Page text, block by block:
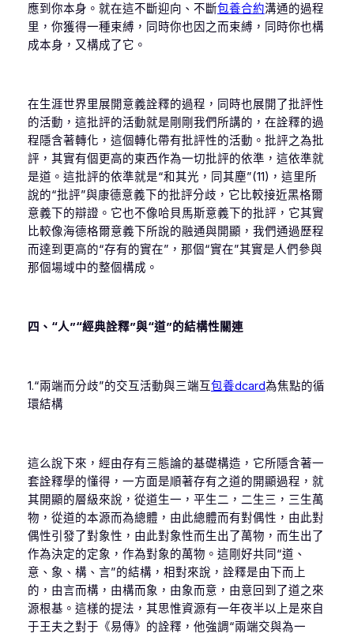
應到你本身。就在這不斷迎向、不斷包養合約溝通的過程
里，你獲得一種束縛，同時你也因之而束縛，同時你也構
成本身，又構成了它。
在生涯世界里展開意義詮釋的過程，同時也展開了批評性
的活動，這批評的活動就是剛剛我們所講的，在詮釋的過
程隱含著轉化，這個轉化帶有批評性的活動。批評之為批
評，其實有個更高的東西作為一切批評的依準，這依準就
是道。這批評的依準就是“和其光，同其塵”(11)，這里所
說的“批評”與康德意義下的批評分歧，它比較接近黑格爾
意義下的辯證。它也不像哈貝馬斯意義下的批評，它其實
比較像海德格爾意義下所說的融通與開顯，我們通過歷程
而達到更高的“存有的實在”，那個“實在”其實是人們參與
那個場域中的整個構成。
四、“人”“經典詮釋”與“道”的結構性關連
1.“兩端而分歧”的交互活動與三端互包養dcard為焦點的循
環結構
這么說下來，經由存有三態論的基礎構造，它所隱含著一
套詮釋學的懂得，一方面是順著存有之道的開顯過程，就
其開顯的層級來說，從道生一，平生二，二生三，三生萬
物，從道的本源而為總體，由此總體而有對偶性，由此對
偶性引發了對象性，由此對象性而生出了萬物，而生出了
作為決定的定象，作為對象的萬物。這剛好共同“道、
意、象、構、言”的結構，相對來說，詮釋是由下而上
的，由言而構，由構而象，由象而意，由意回到了道之來
源根基。這樣的提法，其思惟資源有一年夜半以上是來自
于王夫之對于《易傳》的詮釋，他強調“兩端交與為一